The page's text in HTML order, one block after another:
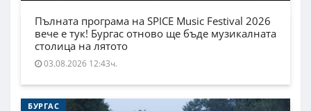
Пълната програма на SPICE Music Festival 2026
вече е тук! Бургас отново ще бъде музикалната
столица на лятото
03.08.2026 12:43ч.
БУРГАС